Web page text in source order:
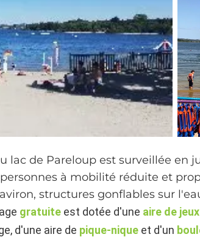
lac de Pareloup est surveillée en
à mobilité réduite et
structures gonflables sur
gratuite est dotée d'une aire de jeux
d'une aire de pique-nique et d'un